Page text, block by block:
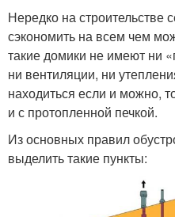
Нередко на строительстве
сэкономить на всем чем
такие домики не имеют ни
ни вентиляции, ни
находиться если и можно,
и с протопленной печкой.
Из основных правил
выделить такие пункты: